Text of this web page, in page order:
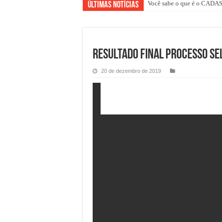
Últimas Notícias Você sabe o que é o
Representantes da Caixa
Resultado Final Processo
20 de dezembro de 2019